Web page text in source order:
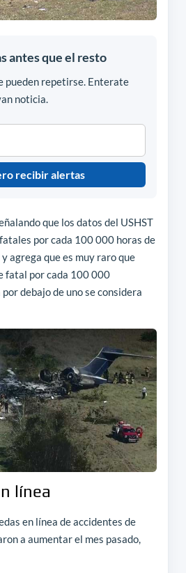
antes que el resto
pueden repetirse. Enterate
noticia.
recibir alertas
que los datos del USHST
por cada 100 000 horas de
agrega que es muy raro que
fatal por cada 100 000
debajo de uno se considera
línea
en línea de accidentes de
a aumentar el mes pasado,